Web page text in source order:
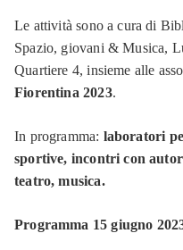
Patto
per
la
lettura
Consigli
di
lettura
e
pubblicazioni
Bambini
Le attività sono a cura di
Spazio, giovani & Musica,
Quartiere 4, insieme alle
Fiorentina 2023.
In programma: laboratori
sportive, incontri con
teatro, musica.
Programma 15 giugno